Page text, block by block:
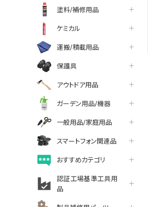
塗料/補修用品
ケミカル
運搬/積載用品
保護具
アウトドア用品
ガーデン用品/機器
一般用品/家庭用品
スマートフォン関連品
おすすめカテゴリ
認証工場基準工具用
品